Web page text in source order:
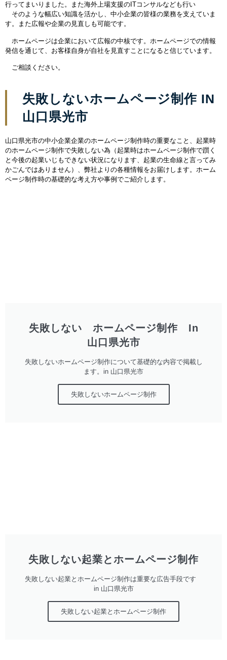
行ってまいりました。また海外上場支援のITコンサルなども行い
そのような幅広い知識を活かし、中小企業の皆様の業務を支えていま
す。また広報や企業の見直しも可能です。
ホームページは企業において広報の中核です。ホームページでの情報
発信を通じて、お客様自身が自社を見直すことになると信じています。
ご相談ください。
失敗しないホームページ制作 IN
山口県光市
山口県光市の中小企業企業のホームページ制作時の重要なこと、 起業時
のホームページ制作で失敗しない為（起業時はホームページ制作で躓く
と今後の起業いじもできない状況になります、起業の生命線と言ってみ
かごんではありません）、弊社よりの各種情報をお届けします。ホーム
ページ制作時の基礎的な考え方や事例でご紹介します。
失敗しない ホームページ制作 In
山口県光市
失敗しないホームページ制作について基礎的な内容で掲載し
ます。in 山口県光市
失敗しないホームページ制作
失敗しない起業とホームページ制作
失敗しない起業とホームページ制作は重要な広告手段です
in 山口県光市
失敗しない起業とホームページ制作